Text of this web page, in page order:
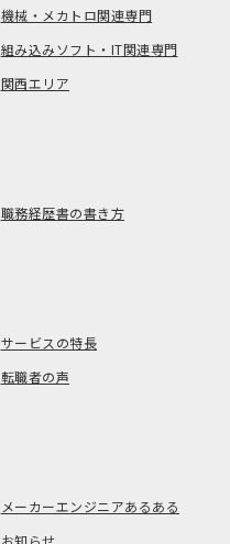
機械・メカトロ関連専門
組み込みソフト・IT関連専門
関西エリア
職務経歴書の書き方
サービスの特長
転職者の声
メーカーエンジニアあるある
お知らせ